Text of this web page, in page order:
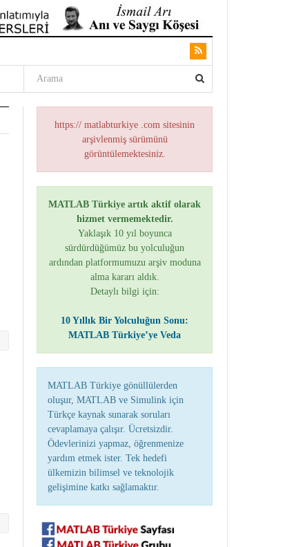
https:// matlabturkiye .com sitesinin
arşivlenmiş sürümünü
görüntülemektesiniz.
MATLAB Türkiye artık aktif olarak
hizmet vermemektedir.
Yaklaşık 10 yıl boyunca
sürdürdüğümüz bu yolculuğun
ardından platformumuzu arşiv moduna
alma kararı aldık.
Detaylı bilgi için:
10 Yıllık Bir Yolculuğun Sonu:
MATLAB Türkiye’ye Veda
MATLAB Türkiye gönüllülerden
oluşur, MATLAB ve Simulink için
Türkçe kaynak sunarak soruları
cevaplamaya çalışır. Ücretsizdir.
Ödevlerinizi yapmaz, öğrenmenize
yardım etmek ister. Tek hedefi
ülkemizin bilimsel ve teknolojik
gelişimine katkı sağlamaktır.